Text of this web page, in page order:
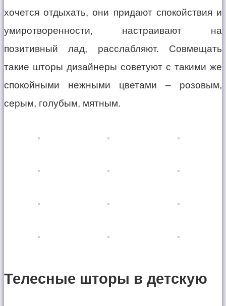
хочется отдыхать, они придают спокойствия и
умиротворенности, настраивают на
позитивный лад, расслабляют. Совмещать
такие шторы дизайнеры советуют с такими же
спокойными нежными цветами – розовым,
серым, голубым, мятным.
Телесные шторы в детскую